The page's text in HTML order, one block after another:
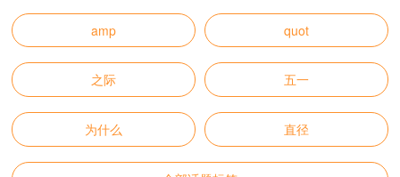
amp quot
之际 五一
为什么 直径